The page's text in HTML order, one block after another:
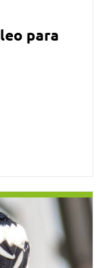
para